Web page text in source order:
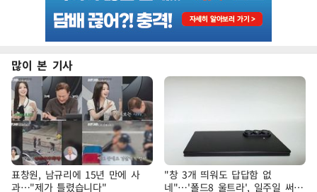
많이 본 기사
표창원, 남규리에 15년 만에 사
과…"제가 틀렸습니다"
"창 3개 띄워도 답답함 없
네"…'폴드8 울트라', 일주일 써보